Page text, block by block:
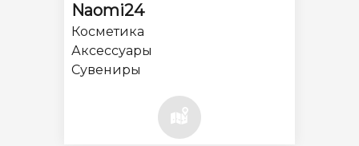
Naomi24
Косметика
Аксессуары
Сувениры